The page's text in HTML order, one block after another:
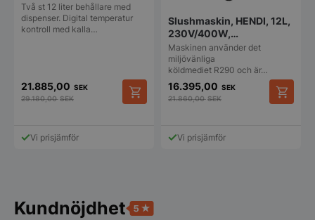
Två st 12 liter behållare med
dispenser. Digital temperatur
kontroll med kalla…
21.885,00 SEK
29.180,00SEK
Vi prisjämför
Slushmaskin, HENDI, 12L,
230V/400W,
270x515x(H)810mm
Maskinen använder det
miljövänliga
köldmediet R290 och är…
16.395,00 SEK
21.860,00SEK
Vi prisjämför
Kundnöjdhet
Funktioner
Strikt nödvändigt
Namn